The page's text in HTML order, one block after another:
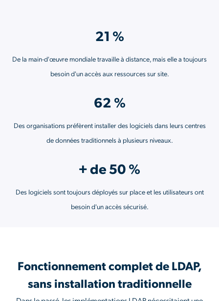
21 %
De la main-d'œuvre mondiale travaille à distance, mais elle a toujours
besoin d'un accès aux ressources sur site.
62 %
Des organisations préfèrent installer des logiciels dans leurs centres
de données traditionnels à plusieurs niveaux.
+ de 50 %
Des logiciels sont toujours déployés sur place et les utilisateurs ont
besoin d'un accès sécurisé.
Fonctionnement complet de LDAP,
sans installation traditionnelle